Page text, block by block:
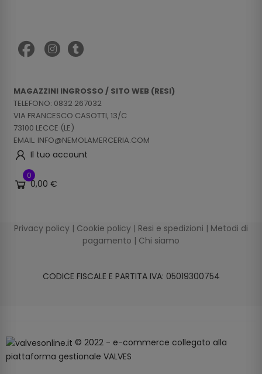
MAGAZZINI INGROSSO / SITO WEB (RESI)
TELEFONO: 0832 267032
VIA FRANCESCO CASOTTI, 13/C
73100 LECCE (LE)
EMAIL: INFO@NEMOLAMERCERIA.COM
Il tuo account
0
0,00 €
Privacy policy | Cookie policy | Resi e spedizioni | Metodi di
pagamento | Chi siamo
CODICE FISCALE E PARTITA IVA: 05019300754
© 2022 - e-commerce collegato alla
piattaforma gestionale VALVES